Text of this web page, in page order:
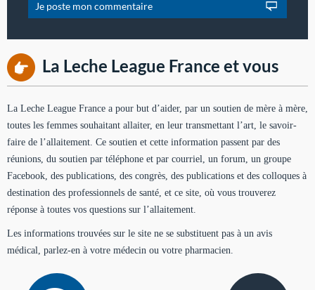
La Leche League France et vous
La Leche League France a pour but d’aider, par un soutien de mère à mère,
toutes les femmes souhaitant allaiter, en leur transmettant l’art, le savoir-
faire de l’allaitement. Ce soutien et cette information passent par des
réunions, du soutien par téléphone et par courriel, un forum, un groupe
Facebook, des publications, des congrès, des publications et des colloques à
destination des professionnels de santé, et ce site, où vous trouverez
réponse à toutes vos questions sur l’allaitement.
Les informations trouvées sur le site ne se substituent pas à un avis
médical, parlez-en à votre médecin ou votre pharmacien.